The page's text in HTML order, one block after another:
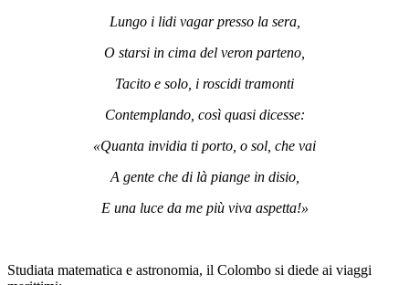
Lungo i lidi vagar presso la sera,
O starsi in cima del veron parteno,
Tacito e solo, i roscidi tramonti
Contemplando, così quasi dicesse:
«Quanta invidia ti porto, o sol, che vai
A gente che di là piange in disio,
E una luce da me più viva aspetta!»
Studiata matematica e astronomia, il Colombo si diede ai viaggi